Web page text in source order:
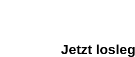
Jetzt